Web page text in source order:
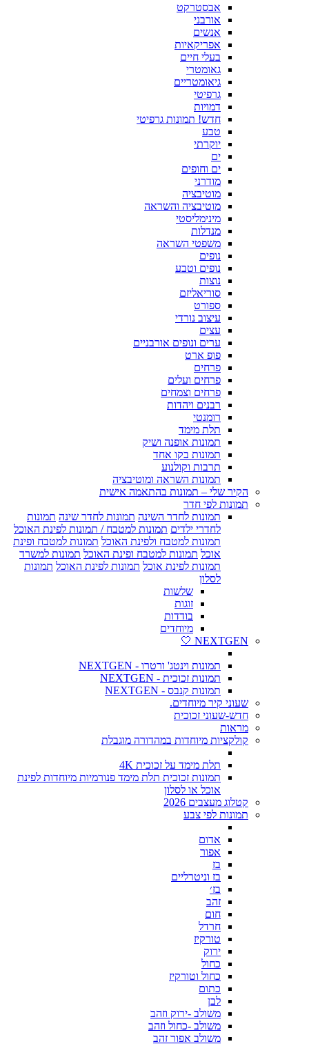
אבסטרקט
אורבני
אנשים
אפריקאיות
בעלי חיים
גאומטרי
גיאומטריים
גרפיטי
דמויות
חדש! תמונות גרפיטי
טבע
יוקרתי
ים
ים וחופים
מודרני
מוטיבציה
מוטיבציה והשראה
מינימליסטי
מנדלות
משפטי השראה
נופים
נופים וטבע
נוצות
סוריאליזם
ספורט
עיצוב נורדי
עצים
ערים ונופים אורבניים
פופ ארט
פרחים
פרחים ועלים
פרחים וצמחים
רבנים ויהדות
רומנטי
תלת מימד
תמונות אופנה ושיק
תמונות בקו אחד
תרבות וקולנוע
תמונות השראה ומוטיבציה
הקיר שלי – תמונות בהתאמה אישית
תמונות לפי חדר
תמונות לחדר השינה תמונות לחדר שינה תמונות
לחדרי ילדים תמונות למטבח / תמונות לפינת האוכל
תמונות למטבח ולפינת האוכל תמונות למטבח ופינת
אוכל תמונות למטבח ופינת האוכל תמונות למשרד
תמונות לפינת אוכל תמונות לפינת האוכל תמונות
לסלון
שלשות
זוגות
בודדות
מיוחדים
NEXTGEN 🤍
תמונות וינטג' ורטרו - NEXTGEN
תמונות זכוכית - NEXTGEN
תמונות קנבס - NEXTGEN
שעוני קיר מיוחדים.
חדש-שעוני זכוכית
מראות
קולקציות מיוחדות במהדורה מוגבלת
תלת מימד על זכוכית 4K
תמונות זכוכית תלת מימד פנורמיות מיוחדות לפינת
אוכל או לסלון
קטלוג מעצבים 2026
תמונות לפי צבע
אדום
אפור
בז
בז וניטרליים
בז׳
זהב
חום
חרדל
טורקיז
ירוק
כחול
כחול וטורקיז
כתום
לבן
משולב -ירוק וזהב
משולב -כחול וזהב
משולב אפור זהב